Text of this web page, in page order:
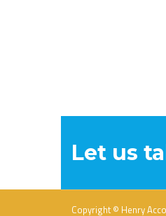
Let us
Copyright © Henry